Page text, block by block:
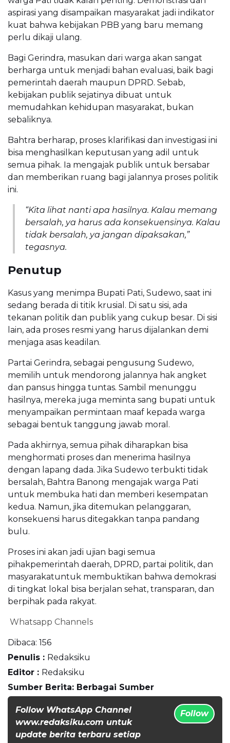
aspirasi yang disampaikan masyarakat jadi indikator
kuat bahwa kebijakan PBB yang baru memang
perlu dikaji ulang.
Bagi Gerindra, masukan dari warga akan sangat
berharga untuk menjadi bahan evaluasi, baik bagi
pemerintah daerah maupun DPRD. Sebab,
kebijakan publik sejatinya dibuat untuk
memudahkan kehidupan masyarakat, bukan
sebaliknya.
Bahtra berharap, proses klarifikasi dan investigasi ini
bisa menghasilkan keputusan yang adil untuk
semua pihak. Ia mengajak publik untuk bersabar
dan memberikan ruang bagi jalannya proses politik
ini.
“Kita lihat nanti apa hasilnya. Kalau memang
bersalah, ya harus ada konsekuensinya. Kalau
tidak bersalah, ya jangan dipaksakan,”
tegasnya.
Penutup
Kasus yang menimpa Bupati Pati, Sudewo, saat ini
sedang berada di titik krusial. Di satu sisi, ada
tekanan politik dan publik yang cukup besar. Di sisi
lain, ada proses resmi yang harus dijalankan demi
menjaga asas keadilan.
Partai Gerindra, sebagai pengusung Sudewo,
memilih untuk mendorong jalannya hak angket
dan pansus hingga tuntas. Sambil menunggu
hasilnya, mereka juga meminta sang bupati untuk
menyampaikan permintaan maaf kepada warga
sebagai bentuk tanggung jawab moral.
Pada akhirnya, semua pihak diharapkan bisa
menghormati proses dan menerima hasilnya
dengan lapang dada. Jika Sudewo terbukti tidak
bersalah, Bahtra Banong mengajak warga Pati
untuk membuka hati dan memberi kesempatan
kedua. Namun, jika ditemukan pelanggaran,
konsekuensi harus ditegakkan tanpa pandang
bulu.
Proses ini akan jadi ujian bagi semua
pihakpemerintah daerah, DPRD, partai politik, dan
masyarakatuntuk membuktikan bahwa demokrasi
di tingkat lokal bisa berjalan sehat, transparan, dan
berpihak pada rakyat.
Whatsapp Channels
Dibaca: 156
Penulis : Redaksiku
Editor : Redaksiku
Sumber Berita: Berbagai Sumber
Follow WhatsApp Channel
www.redaksiku.com untuk
update berita terbaru setiap
Follow